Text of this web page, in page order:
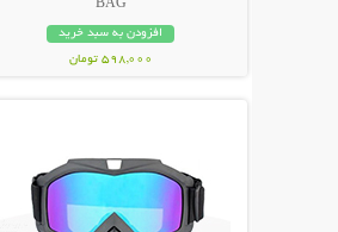
BAG
افزودن به سبد خرید
598,000 تومان